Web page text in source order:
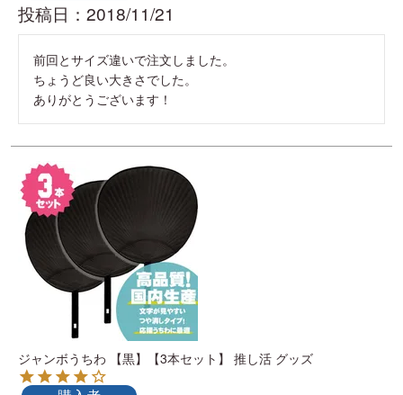
投稿日 2018/11/21
前回とサイズ違いで注文しました。
ちょうど良い大きさでした。
ありがとうございます！
ジャンボうちわ 【黒】【3本セット】 推し活 グッズ